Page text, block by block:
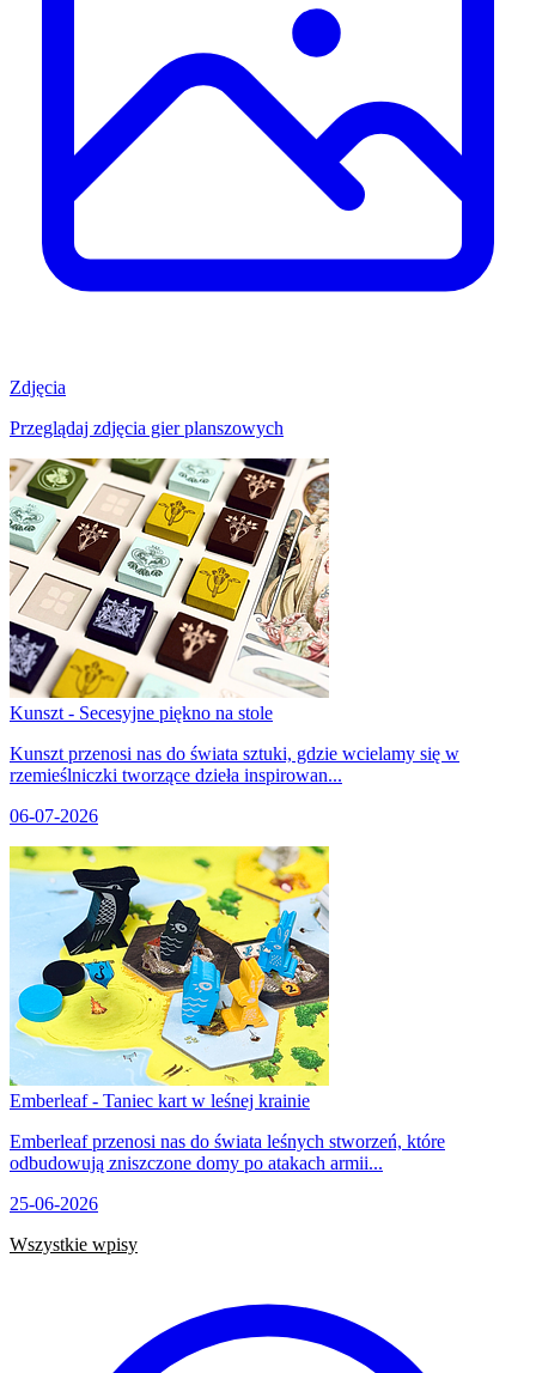
Zdjęcia
Przeglądaj zdjęcia gier planszowych
Kunszt - Secesyjne piękno na stole
Kunszt przenosi nas do świata sztuki, gdzie wcielamy się w
rzemieślniczki tworzące dzieła inspirowan...
06-07-2026
Emberleaf - Taniec kart w leśnej krainie
Emberleaf przenosi nas do świata leśnych stworzeń, które
odbudowują zniszczone domy po atakach armii...
25-06-2026
Wszystkie wpisy